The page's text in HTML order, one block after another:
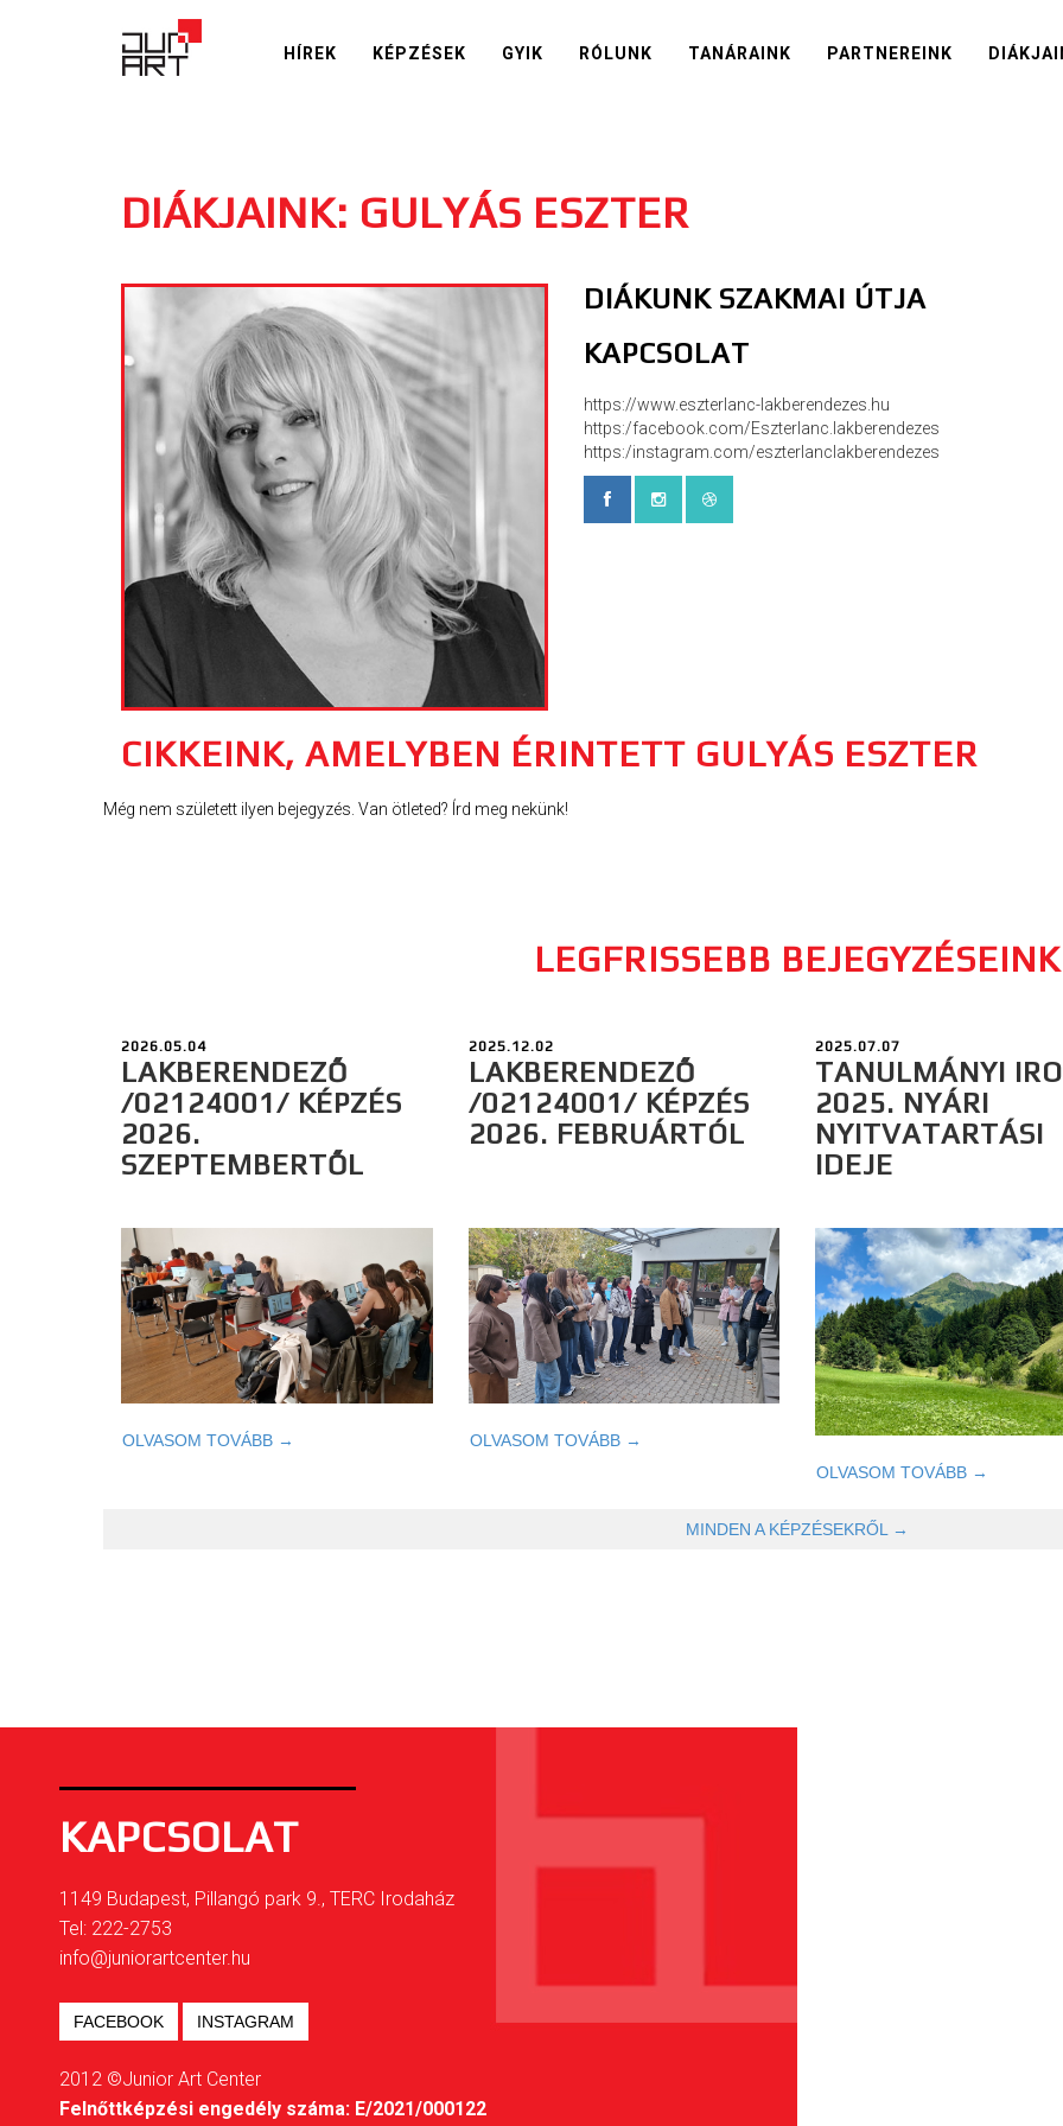
HÍREK KÉPZÉSEK GYIK RÓLUNK TANÁRAINK PARTNEREINK
DIÁKJAINK: GULYÁS ESZTER
DIÁKUNK SZAKMAI ÚTJA
KAPCSOLAT
https://www.eszterlanc-lakberendezes.hu
https:/facebook.com/Eszterlanc.lakberendezes
https:/instagram.com/eszterlanclakberendezes
CIKKEINK, AMELYBEN ÉRINTETT GULYÁS ESZTER
Még nem született ilyen bejegyzés. Van ötleted? Írd meg nekünk!
LEGFRISSEBB BEJEGYZÉSEINK
2026.05.04
LAKBERENDEZŐ
/02124001/ KÉPZÉS
2026.
SZEPTEMBERTŐL
OLVASOM TOVÁBB →
2025.12.02
LAKBERENDEZŐ
/02124001/ KÉPZÉS
2026. FEBRUÁRTÓL
OLVASOM TOVÁBB →
2025.07.07
TANULMÁNYI
2025. NYÁRI
NYITVATARTÁSI
IDEJE
OLVASOM TOVÁBB →
MINDEN A KÉPZÉSEKRŐL →
KAPCSOLAT
1149 Budapest, Pillangó park 9., TERC Irodaház
Tel: 222-2753
info@juniorartcenter.hu
FACEBOOK INSTAGRAM
2012 ©Junior Art Center
Felnőttképzési engedély száma: E/2021/000122